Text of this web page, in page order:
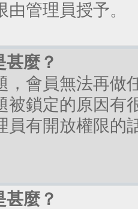
管理員授予。
麼？
，會員無法再做
被鎖定的原因有
員有開放權限的
麼？